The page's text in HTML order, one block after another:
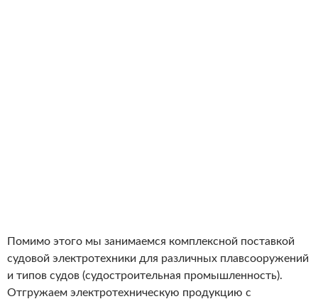
Помимо этого мы занимаемся комплексной поставкой
судовой электротехники для различных плавсооружений
и типов судов (судостроительная промышленность).
Отгружаем электротехническую продукцию с